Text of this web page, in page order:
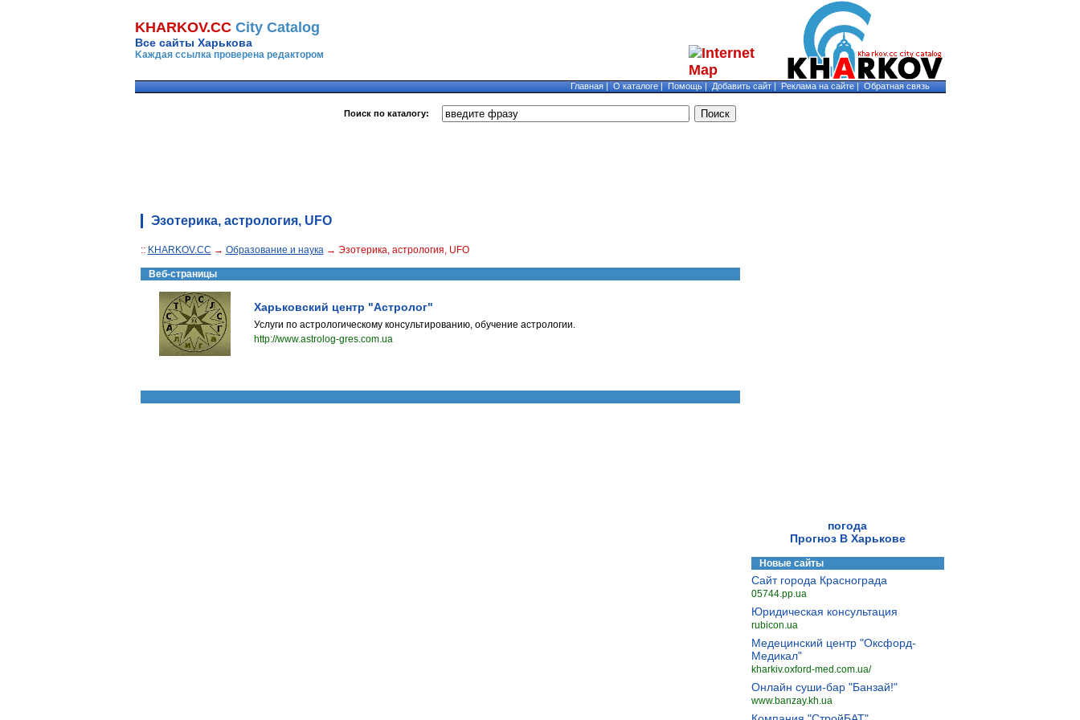
KHARKOV.CCСity Сatalog
Все сайты Харькова
Kаждая ссылка проверена редактором
Главная|О каталоге|Помощь|Добавить сайт|Реклама на сайте|Обратная связь
Поиск по каталогу:
Эзотерика, астрология, UFO
:: KHARKOV.CC → Образование и наука→ Эзотерика, астрология, UFO
Веб-страницы
Харьковский центр "Астролог"
Услуги по астрологическому консультированию, обучение астрологии.
http://www.astrolog-gres.com.ua
погода
Прогноз В Харькове
Новые сайты
Сайт города Краснограда
05744.pp.ua
Юридическая консультация
rubicon.ua
Медецинский центр "Оксфорд-
Медикал"
kharkiv.oxford-med.com.ua/
Онлайн суши-бар "Банзай!"
www.banzay.kh.ua